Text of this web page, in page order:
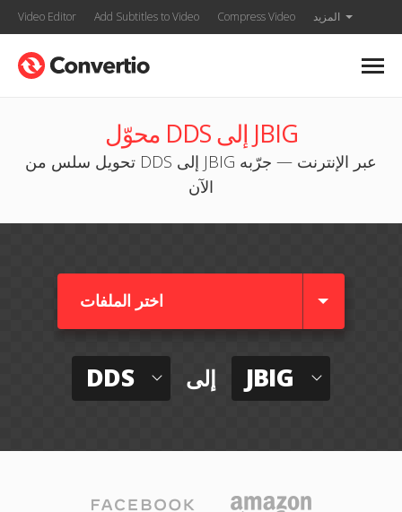
Video Editor Add Subtitles to Video Compress Video المزيد
محوّل DDS إلى JBIG
تحويل سلس من DDS إلى JBIG عبر الإنترنت — جرّبه
الآن
اختر الملفات
DDS إلى JBIG